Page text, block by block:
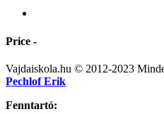
Price -
Pechlof Erik
Fenntartó: